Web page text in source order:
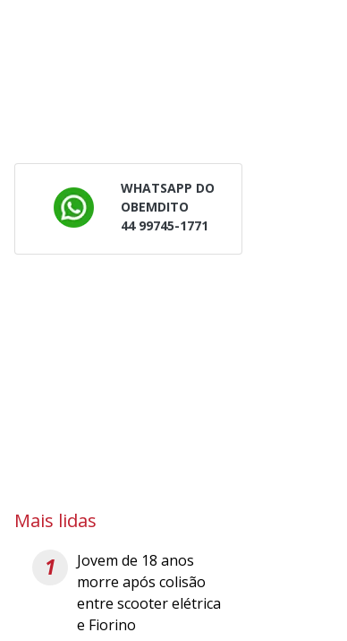
WHATSAPP DO
OBEMDITO
44 99745-1771
Mais lidas
1
Jovem de 18 anos
morre após colisão
entre scooter elétrica
e Fiorino